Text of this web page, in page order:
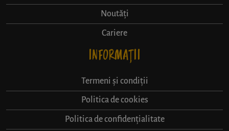
Noutăți
Cariere
INFORMAȚII
Termeni și condiții
Politica de cookies
Politica de confidențialitate